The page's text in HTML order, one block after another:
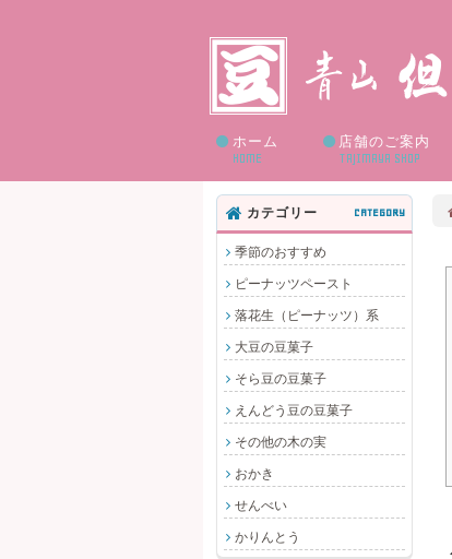
ホーム
HOME
店舗のご案内
TAJIMAYA SHOP
カテゴリー CATEGORY
季節のおすすめ
ピーナッツペースト
落花生（ピーナッツ）系
大豆の豆菓子
そら豆の豆菓子
えんどう豆の豆菓子
その他の木の実
おかき
せんべい
かりんとう